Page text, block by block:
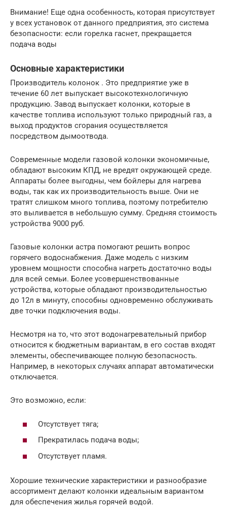
Внимание! Еще одна особенность, которая присутствует
у всех установок от данного предприятия, это система
безопасности: если горелка гаснет, прекращается
подача воды
Основные характеристики
Производитель колонок . Это предприятие уже в
течение 60 лет выпускает высокотехнологичную
продукцию. Завод выпускает колонки, которые в
качестве топлива используют только природный газ, а
выход продуктов сгорания осуществляется
посредством дымоотвода.
Современные модели газовой колонки экономичные,
обладают высоким КПД, не вредят окружающей среде.
Аппараты более выгодны, чем бойлеры для нагрева
воды, так как их производительность выше. Они не
тратят слишком много топлива, поэтому потребителю
это выливается в небольшую сумму. Средняя стоимость
устройства 9000 руб.
Газовые колонки астра помогают решить вопрос
горячего водоснабжения. Даже модель с низким
уровнем мощности способна нагреть достаточно воды
для всей семьи. Более усовершенствованные
устройства, которые обладают производительностью
до 12л в минуту, способны одновременно обслуживать
две точки подключения воды.
Несмотря на то, что этот водонагревательный прибор
относится к бюджетным вариантам, в его состав входят
элементы, обеспечивающее полную безопасность.
Например, в некоторых случаях аппарат автоматически
отключается.
Это возможно, если:
Отсутствует тяга;
Прекратилась подача воды;
Отсутствует пламя.
Хорошие технические характеристики и разнообразие
ассортимент делают колонки идеальным вариантом
для обеспечения жилья горячей водой.